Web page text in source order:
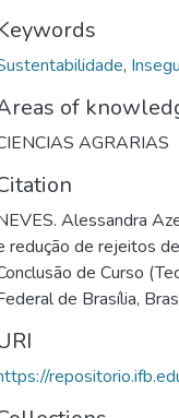
,
of
AGRARIAS
Alessandra
redução de rejeitos
de Curso
de Brasília,